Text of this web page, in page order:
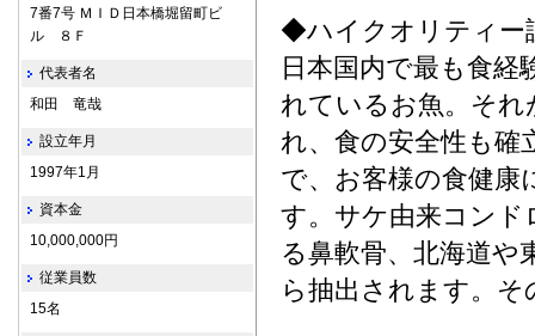
◆ハイクオリティー
日本国内で最も食経
れているお魚。それ
れ、食の安全性も確
で、お客様の食健康
す。サケ由来コン
る鼻軟骨、北海道や
ら抽出されます。
7番7号 ＭＩＤ日本橋堀留町ビ
ル ８Ｆ
代表者名
和田 竜哉
設立年月
1997年1月
資本金
10,000,000円
従業員数
15名